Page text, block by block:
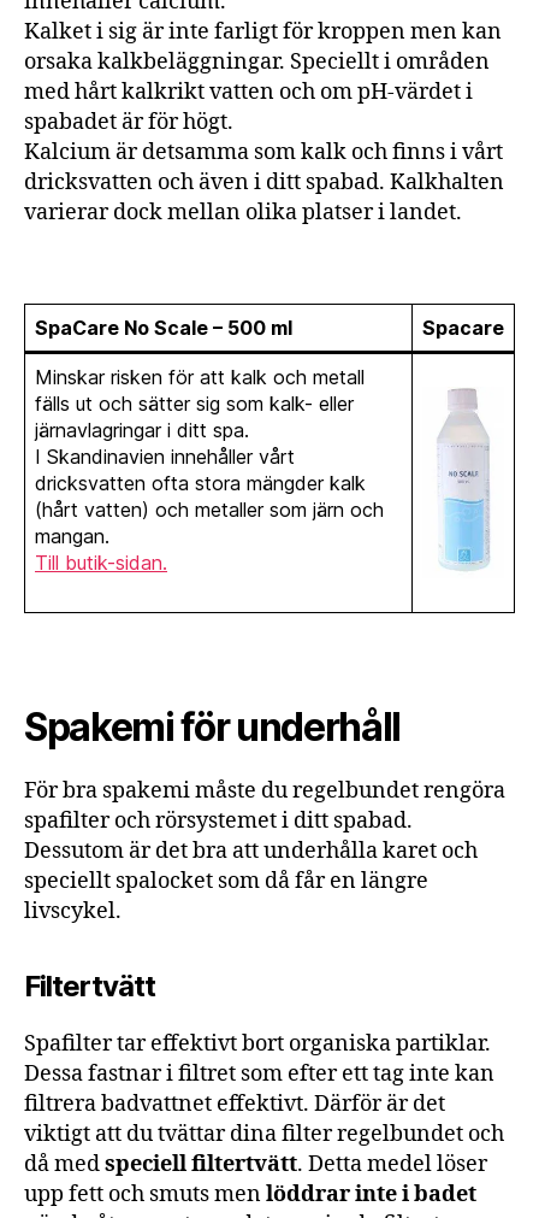
Kalket i sig är inte farligt för kroppen men kan
orsaka kalkbeläggningar. Speciellt i områden
med hårt kalkrikt vatten och om pH-värdet i
spabadet är för högt.
Kalcium är detsamma som kalk och finns i vårt
dricksvatten och även i ditt spabad. Kalkhalten
varierar dock mellan olika platser i landet.
SpaCare No Scale – 500 ml Spacare
Minskar risken för att kalk och metall
fälls ut och sätter sig som kalk- eller
järnavlagringar i ditt spa.
I Skandinavien innehåller vårt
dricksvatten ofta stora mängder kalk
(hårt vatten) och metaller som järn och
mangan.
Till butik-sidan.
Spakemi för underhåll
För bra spakemi måste du regelbundet rengöra
spafilter och rörsystemet i ditt spabad.
Dessutom är det bra att underhålla karet och
speciellt spalocket som då får en längre
livscykel.
Filtertvätt
Spafilter tar effektivt bort organiska partiklar.
Dessa fastnar i filtret som efter ett tag inte kan
filtrera badvattnet effektivt. Därför är det
viktigt att du tvättar dina filter regelbundet och
då medspeciell filtertvätt. Detta medel löser
upp fett och smuts menlöddrar inte i badet